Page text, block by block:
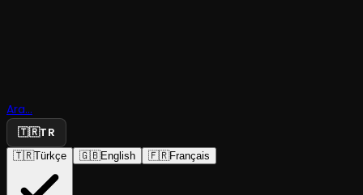
Ara...
🇹🇷TR
🇹🇷Türkçe 🇬🇧English 🇫🇷Français
Değil